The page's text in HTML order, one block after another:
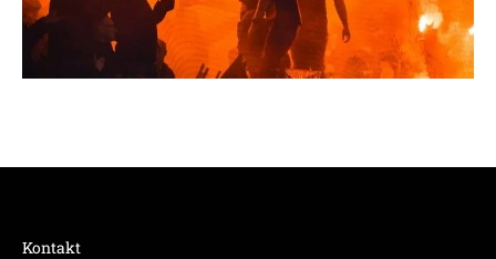
Kontakt